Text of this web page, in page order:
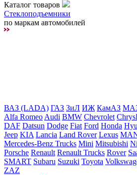
Каталог товаров
Стеклоподъемники
по маркам автомобилей
ВАЗ (LADA) ГАЗ ЗиЛ ИЖ КамАЗ
Alfa Romeo Audi BMW Chevrolet
DAF Datsun Dodge Fiat Ford Honda
Jeep KIA Lancia Land Rover Lexus
Mercedes-Benz Trucks Mini Mitsubishi
Porsche Renault Renault Trucks Rover
SMART Subaru Suzuki Toyota
ZAZ